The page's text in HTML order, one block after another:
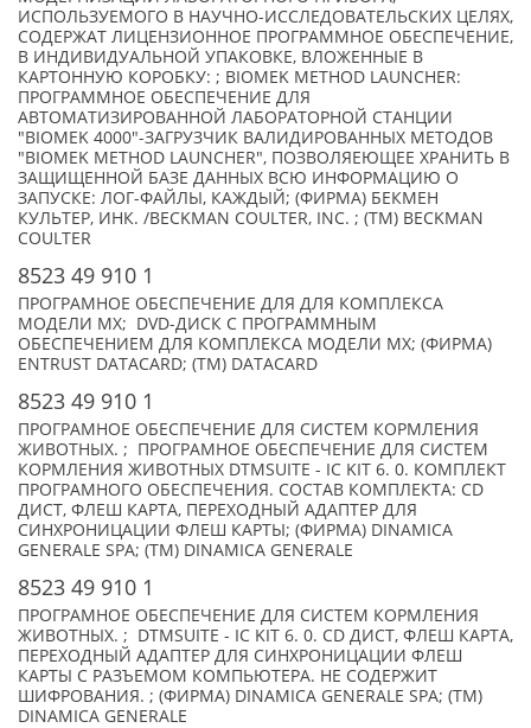
ИСПОЛЬЗУЕМОГО В НАУЧНО-ИССЛЕДОВАТЕЛЬСКИХ ЦЕЛЯХ,
СОДЕРЖАТ ЛИЦЕНЗИОННОЕ ПРОГРАММНОЕ ОБЕСПЕЧЕНИЕ,
В ИНДИВИДУАЛЬНОЙ УПАКОВКЕ, ВЛОЖЕННЫЕ В
КАРТОННУЮ КОРОБКУ: ; BIOMEK METHOD LAUNCHER:
ПРОГРАММНОЕ ОБЕСПЕЧЕНИЕ ДЛЯ
АВТОМАТИЗИРОВАННОЙ ЛАБОРАТОРНОЙ СТАНЦИИ
"BIOMEK 4000"-ЗАГРУЗЧИК ВАЛИДИРОВАННЫХ МЕТОДОВ
"BIOMEK METHOD LAUNCHER", ПОЗВОЛЯЕЮЩЕЕ ХРАНИТЬ В
ЗАЩИЩЕННОЙ БАЗЕ ДАННЫХ ВСЮ ИНФОРМАЦИЮ О
ЗАПУСКЕ: ЛОГ-ФАЙЛЫ, КАЖДЫЙ; (ФИРМА) БЕКМЕН
КУЛЬТЕР, ИНК. /BECKMAN COULTER, INC. ; (TM) BECKMAN
COULTER
8523 49 910 1
ПРОГРАМНОЕ ОБЕСПЕЧЕНИЕ ДЛЯ ДЛЯ КОМПЛЕКСА
МОДЕЛИ MX; DVD-ДИСК С ПРОГРАММНЫМ
ОБЕСПЕЧЕНИЕМ ДЛЯ КОМПЛЕКСА МОДЕЛИ MX; (ФИРМА)
ENTRUST DATACARD; (TM) DATACARD
8523 49 910 1
ПРОГРАМНОЕ ОБЕСПЕЧЕНИЕ ДЛЯ СИСТЕМ КОРМЛЕНИЯ
ЖИВОТНЫХ. ; ПРОГРАМНОЕ ОБЕСПЕЧЕНИЕ ДЛЯ СИСТЕМ
КОРМЛЕНИЯ ЖИВОТНЫХ DTMSUITE - IC KIT 6. 0. КОМПЛЕКТ
ПРОГРАМНОГО ОБЕСПЕЧЕНИЯ. СОСТАВ КОМПЛЕКТА: CD
ДИСТ, ФЛЕШ КАРТА, ПЕРЕХОДНЫЙ АДАПТЕР ДЛЯ
СИНХРОНИЦАЦИИ ФЛЕШ КАРТЫ; (ФИРМА) DINAMICA
GENERALE SPA; (TM) DINAMICA GENERALE
8523 49 910 1
ПРОГРАМНОЕ ОБЕСПЕЧЕНИЕ ДЛЯ СИСТЕМ КОРМЛЕНИЯ
ЖИВОТНЫХ. ; DTMSUITE - IC KIT 6. 0. CD ДИСТ, ФЛЕШ КАРТА,
ПЕРЕХОДНЫЙ АДАПТЕР ДЛЯ СИНХРОНИЦАЦИИ ФЛЕШ
КАРТЫ С РАЗЪЕМОМ КОМПЬЮТЕРА. НЕ СОДЕРЖИТ
ШИФРОВАНИЯ. ; (ФИРМА) DINAMICA GENERALE SPA; (TM)
DINAMICA GENERALE